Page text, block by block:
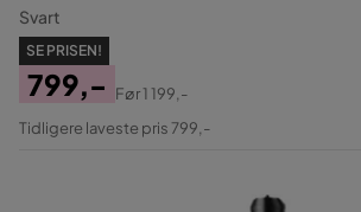
Svart
SE PRISEN!
Pris
799,-
Original
Før1 199,-
Tidligere laveste pris 799,-